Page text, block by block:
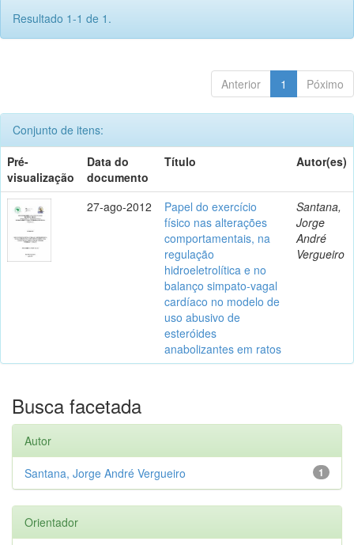
Resultado 1-1 de 1.
Anterior 1 Póximo
Conjunto de itens:
Pré-
visualização
Data do
documento
Título Autor(es)
27-ago-2012
Papel do exercício
físico nas alterações
comportamentais, na
regulação
hidroeletrolítica e no
balanço simpato-vagal
cardíaco no modelo de
uso abusivo de
esteróides
anabolizantes em ratos
Santana,
Jorge
André
Vergueiro
Busca facetada
Autor
1
Santana, Jorge André Vergueiro
Orientador